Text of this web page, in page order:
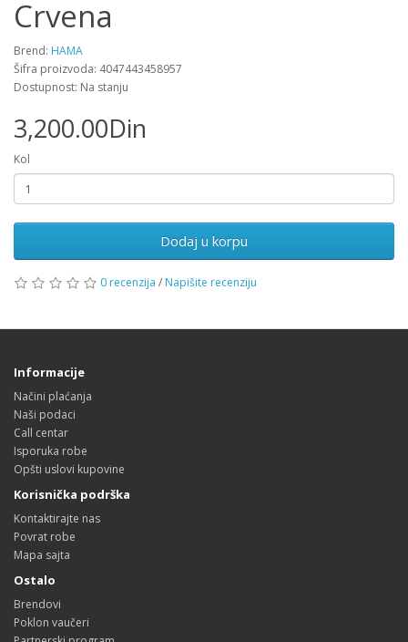
Crvena
Brend: HAMA
Šifra proizvoda: 4047443458957
Dostupnost: Na stanju
3,200.00Din
Kol
Dodaj u korpu
0 recenzija / Napišite recenziju
Informacije
Načini plaćanja
Naši podaci
Call centar
Isporuka robe
Opšti uslovi kupovine
Korisnička podrška
Kontaktirajte nas
Povrat robe
Mapa sajta
Ostalo
Brendovi
Poklon vaučeri